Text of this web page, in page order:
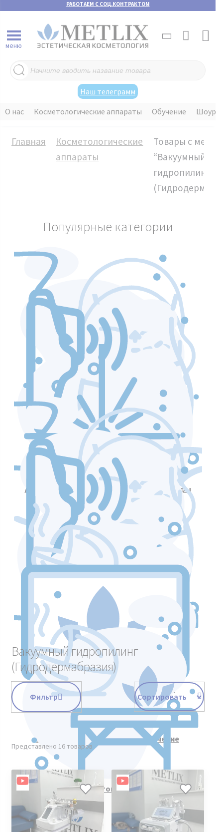
РАБОТАЕМ С СОЦ.КОНТРАКТОМ
Поиск
товаров
Наш телеграмм
меню
О нас Косметологические аппараты Обучение
Главная
Косметологические
аппараты
Товары с
“Вакуумный
гидропилинг
Популярные категории
Аппараты по уходу и чистке лица
Аппараты для массажа и коррекции фигуры
Аппараты для лазерных процедур
Уход и подтяжка кожи лица
Аппараты мышечной стимуляции
Косметологическое оборудование
Курсы косметологии. Видеообучение
Все товары
Вакуумный гидропилинг
(Гидродермабразия)
Фильтр
Представлено 16 товаров